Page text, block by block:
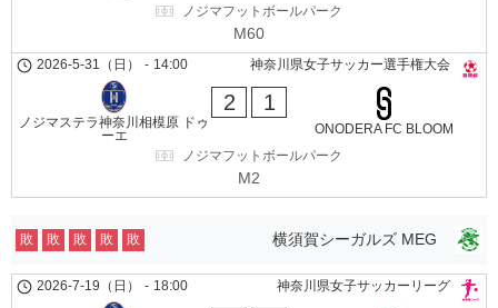
ノジマフットボールパーク
M60
神奈川県女子サッカー選手権大会
2026-5-31（日） - 14:00
ノジマステラ神奈川相模原 ドゥ
ーエ
2 1
ONODERA FC BLOOM
ノジマフットボールパーク
M2
横須賀シーガルズ MEG
敗 敗 敗 敗 敗
神奈川県女子サッカーリーグ
2026-7-19（日） - 18:00